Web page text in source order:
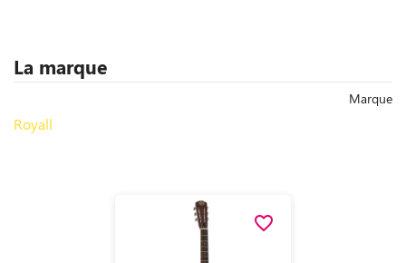
La marque
Marque
Royall
favorite_border